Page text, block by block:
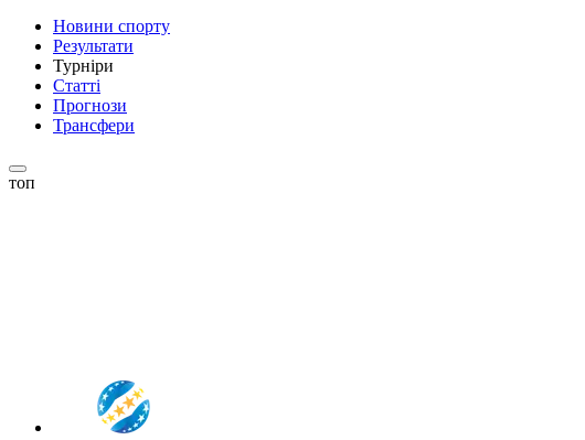
Новини спорту
Результати
Турніри
Статті
Прогнози
Трансфери
топ